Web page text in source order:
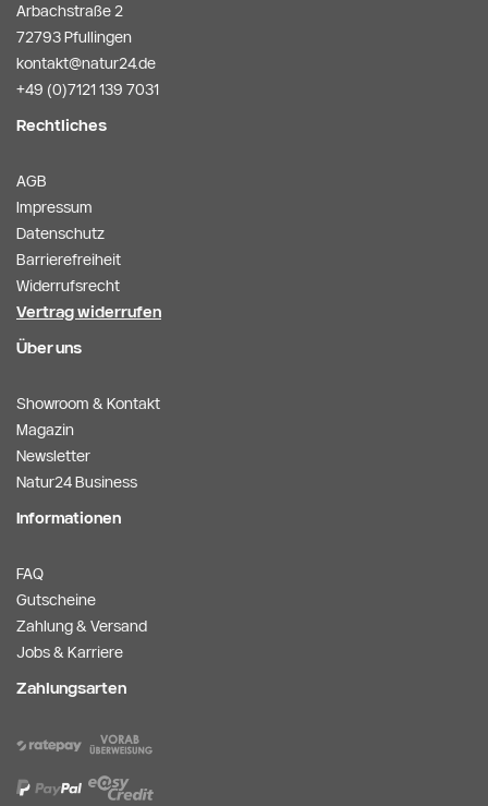
Arbachstraße 2
72793 Pfullingen
kontakt@natur24.de
+49 (0)7121 139 7031
Rechtliches
AGB
Impressum
Datenschutz
Barrierefreiheit
Widerrufsrecht
Vertrag widerrufen
Über uns
Showroom & Kontakt
Magazin
Newsletter
Natur24 Business
Informationen
FAQ
Gutscheine
Zahlung & Versand
Jobs & Karriere
Zahlungsarten